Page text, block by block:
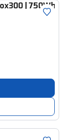
| 750Wh